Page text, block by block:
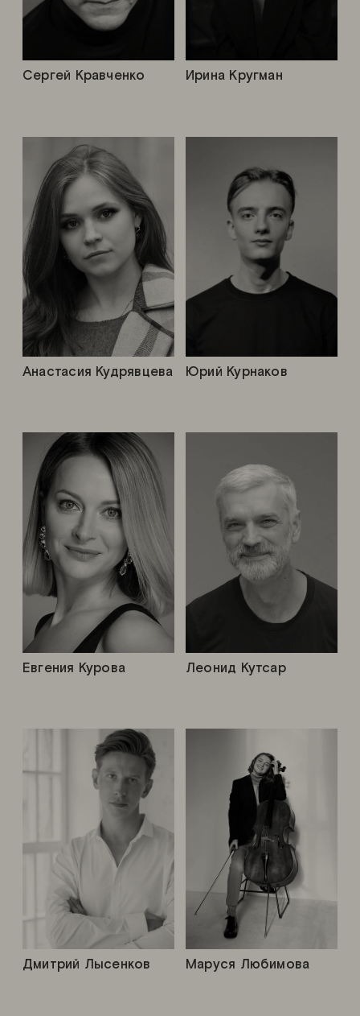
Дмитрий Лысенков Маруся Любимова
Ирина Кругман
Юрий Курнаков
Евгения Курова Леонид Кутсар
Сергей Кравченко
Анастасия Кудрявцева